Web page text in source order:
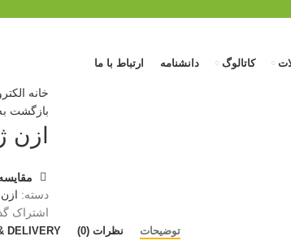
کاتالوگ دانشنامه ارتباط با ما
خانه
بازگشت
ازن
دسته: ازن
اشتراک
توضیحات نظرات (0) DELIVERY